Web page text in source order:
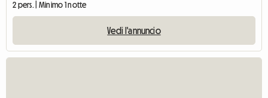
2 pers. | Minimo 1 notte
Vedi l'annuncio